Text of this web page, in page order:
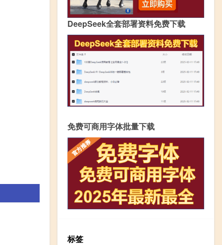
DeepSeek全套部署资料免费下载
免费可商用字体批量下载
标签